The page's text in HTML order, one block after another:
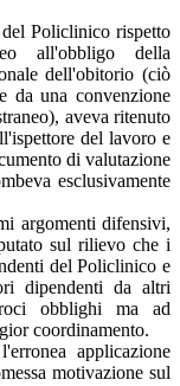
Policlinico rispetto
all'obbligo della
dell'obitorio (ciò
da una convenzione
aveva ritenuto
del lavoro e
di valutazione
esclusivamente
argomenti difensivi,
sul rilievo che i
del Policlinico e
dipendenti da altri
obblighi ma ad
coordinamento.
applicazione
motivazione sul